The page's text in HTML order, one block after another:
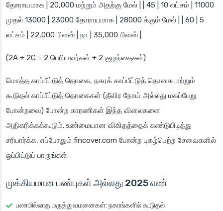
தோராயமாக | 20,000 மற்றும் அதற்கு மேல் | | 45 | 10 லட்சம் | 11000
முதல் 13000 | 23000 தோராயமாக | 28000 க்கும் மேல் | | 60 | 5
லட்சம் | 22,000 பிளஸ் | நா | 35,000 பிளஸ் |
(2A + 2C = 2 பெரியவர்கள் + 2 குழந்தைகள்)
மொத்த காப்பீட்டுத் தொகை, நகரக் காப்பீட்டுத் தொகை மற்றும்
கூடுதல் காப்பீட்டுத் தொகைகள் (தீவிர நோய் அல்லது மகப்பேறு
போன்றவை) போன்ற காரணிகள் இந்த விலைகளை
அதிகரிக்கக்கூடும். உண்மையான விகிதத்தைக் கண்டுபிடித்து
சரிபார்க்க, எப்போதும் fincover.com போன்ற புகழ்பெற்ற சேவைகளில்
ஒப்பிட்டுப் பாருங்கள்.
முக்கியமான பண்புகள் அல்லது 2025 எண்
பணமில்லாத மருத்துவமனைகள்: நகரங்களில் கூடுதல்